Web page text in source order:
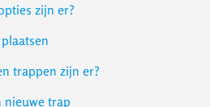
zijn er?
trappen zijn er?
nieuwe trap